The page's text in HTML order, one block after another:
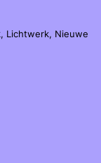
Lichtwerk, Nieuwe